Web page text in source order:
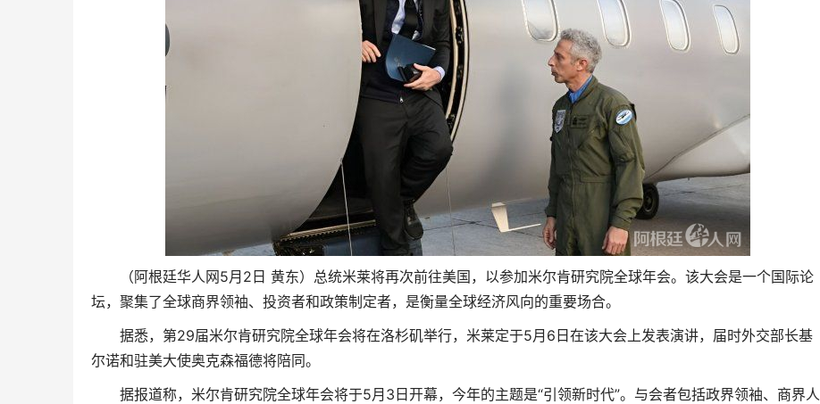
（阿根廷华人网5月2日 黄东）总统米莱将再次前往美国，以参加米尔肯研究院全球年会。该大会是一个国际论
坛，聚集了全球商界领袖、投资者和政策制定者，是衡量全球经济风向的重要场合。
据悉，第29届米尔肯研究院全球年会将在洛杉矶举行，米莱定于5月6日在该大会上发表演讲，届时外交部长基
尔诺和驻美大使奥克森福德将陪同。
据报道称，米尔肯研究院全球年会将于5月3日开幕，今年的主题是“引领新时代”。与会者包括政界领袖、商界人